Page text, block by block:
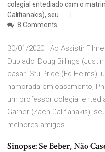
colegial entediado com o
Galifianakis), seu …
8 Comments
30/01/2020 · Ao Assistir
Dublado, Doug Billings
casar. Stu Price (Ed Helms),
namorada em casamento,
um professor colegial
Garner (Zach Galifianakis),
melhores amigos.
Sinopse: Se Beber, Não